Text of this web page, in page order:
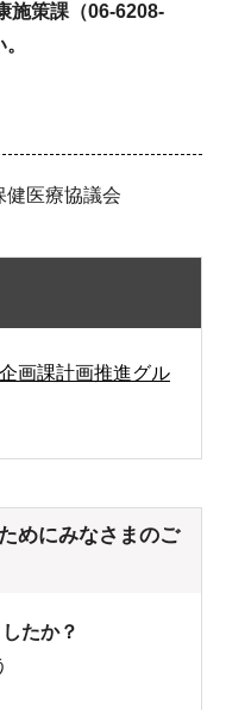
施策課（06-6208-
健医療協議会
画課計画推進グル
めにみなさまのご
たか？